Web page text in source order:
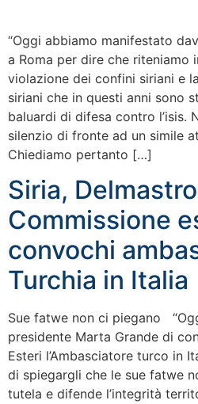
“Oggi abbiamo manifestato
a Roma per dire che riteniamo
violazione dei confini siriani e
siriani che in questi anni sono
baluardi di difesa contro l’isis.
silenzio di fronte ad un simile
Chiediamo pertanto […]
Siria,
Commissione
convochi
Turchia in Italia
Sue fatwe non ci piegano
presidente Marta Grande di
Esteri l’Ambasciatore turco in
di spiegargli che le sue fatwe
tutela e difende l’integrità